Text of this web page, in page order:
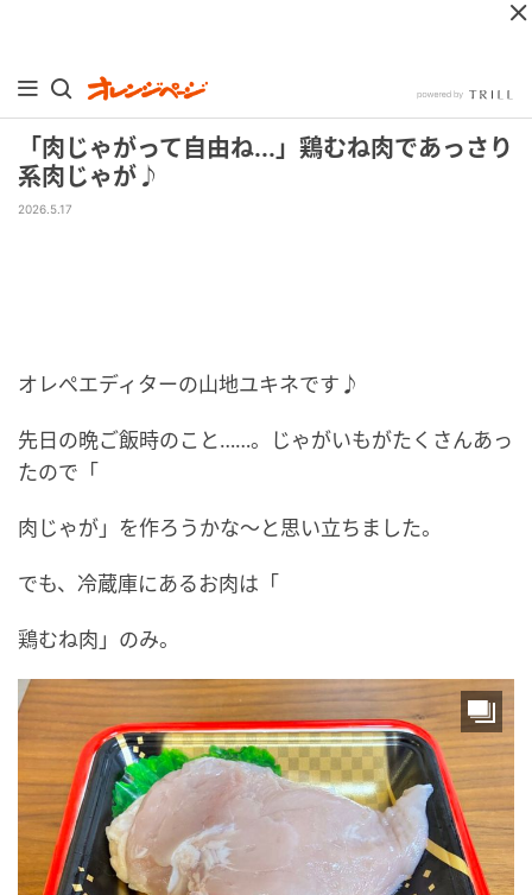
「肉じゃがって自由ね...」鶏むね肉であっさり
系肉じゃが♪
2026.5.17
オレぺエディターの山地ユキネです♪
先日の晩ご飯時のこと……。じゃがいもがたくさんあっ
たので「
肉じゃが」を作ろうかな～と思い立ちました。
でも、冷蔵庫にあるお肉は「
鶏むね肉」のみ。